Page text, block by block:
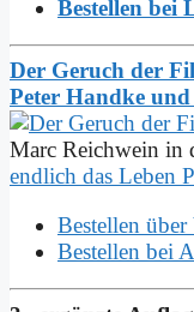
Bestellen bei
Der Geruch der
Peter Handke
Marc Reichwein in
endlich das Leben
Bestellen über
Bestellen bei